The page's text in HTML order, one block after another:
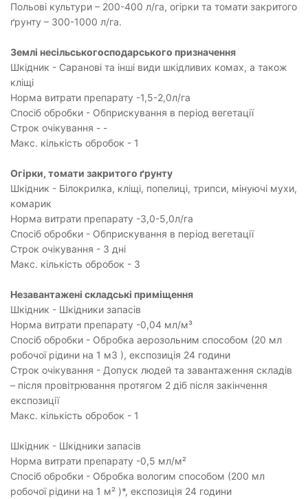
Польові культури – 200-400 л/га, огірки та томати закритого
ґрунту – 300-1000 л/га.
Землі несільськогосподарського призначення
Шкідник - Саранові та інші види шкідливих комах, а також
кліщі
Норма витрати препарату -1,5-2,0л/га
Спосіб обробки - Обприскування в період вегетації
Строк очікування - -
Макс. кількість обробок - 1
Огірки, томати закритого ґрунту
Шкідник - Білокрилка, кліщі, попелиці, трипси, мінуючі мухи,
комарик
Норма витрати препарату -3,0-5,0л/га
Спосіб обробки - Обприскування в період вегетації
Строк очікування - 3 дні
Макс. кількість обробок - 3
Незавантажені складські приміщення
Шкідник - Шкідники запасів
Норма витрати препарату -0,04 мл/м³
Спосіб обробки - Обробка аерозольним способом (20 мл
робочої рідини на 1 м3 ), експозиція 24 години
Строк очікування - Допуск людей та завантаження складів
– після провітрювання протягом 2 діб після закінчення
експозиції
Макс. кількість обробок - 1
Шкідник - Шкідники запасів
Норма витрати препарату -0,5 мл/м²
Спосіб обробки - Обробка вологим способом (200 мл
робочої рідини на 1 м² )*, експозиція 24 години